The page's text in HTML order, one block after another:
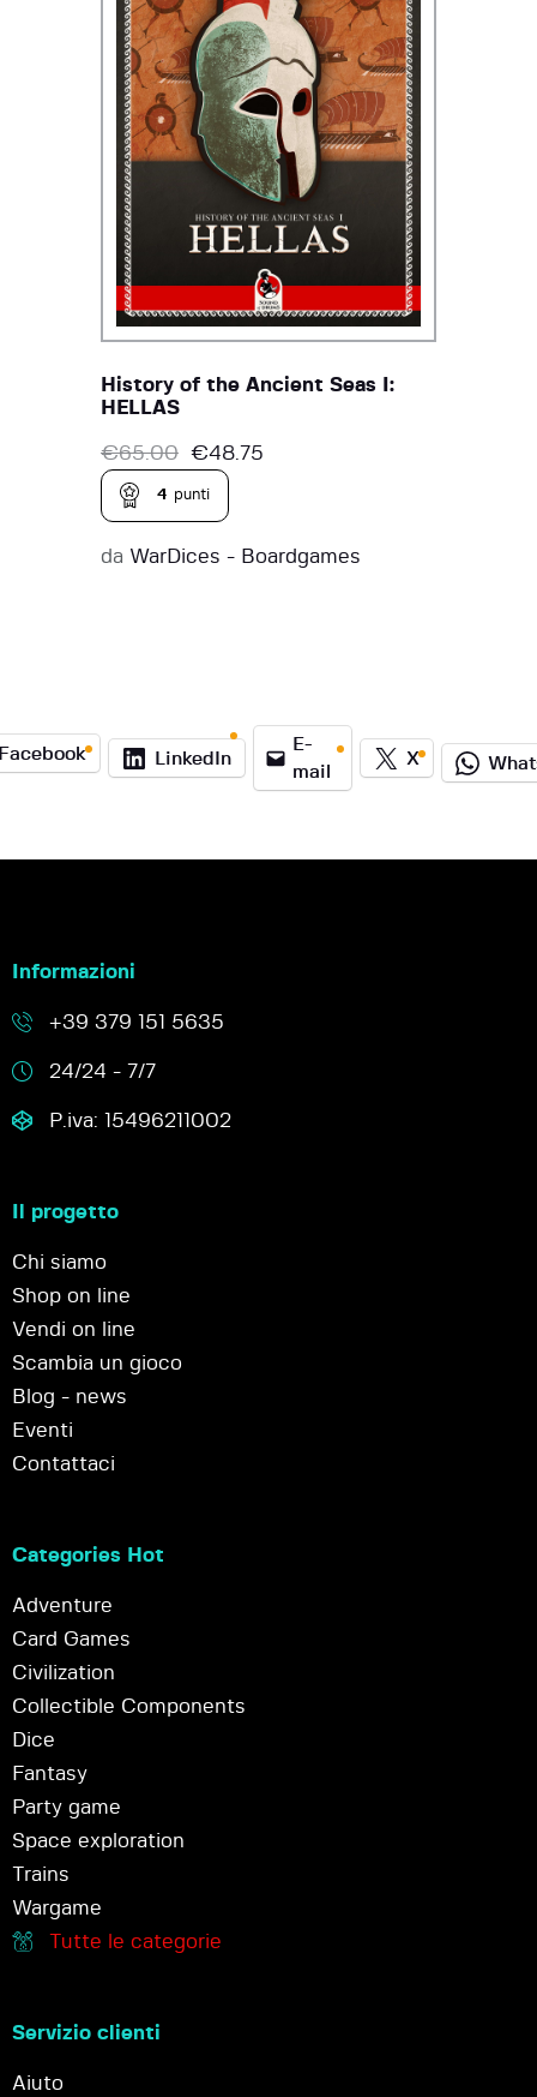
History of the Ancient Seas I:
HELLAS
€65.00 €48.75
4 punti
da WarDices - Boardgames
LinkedIn
E-
mail
X
Informazioni
+39 379 151 5635
24/24 - 7/7
P.iva: 15496211002
Il progetto
Chi siamo
Shop on line
Vendi on line
Scambia un gioco
Blog - news
Eventi
Contattaci
Categories Hot
Adventure
Card Games
Civilization
Collectible Components
Dice
Fantasy
Party game
Space exploration
Trains
Wargame
Tutte le categorie
Servizio clienti
Aiuto